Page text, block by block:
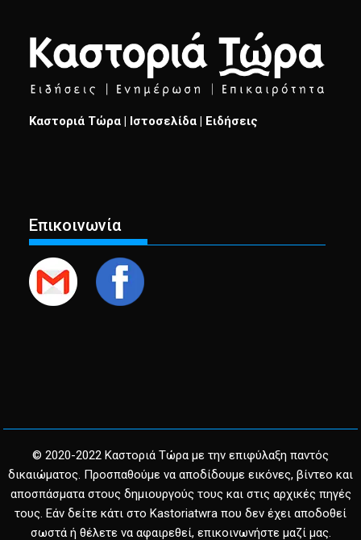
Καστοριά Τώρα | Ιστοσελίδα | Ειδήσεις
Επικοινωνία
© 2020-2022 Καστοριά Τώρα με την επιφύλαξη παντός
δικαιώματος. Προσπαθούμε να αποδίδουμε εικόνες, βίντεο και
αποσπάσματα στους δημιουργούς τους και στις αρχικές πηγές
τους. Εάν δείτε κάτι στο Kastoriatwra που δεν έχει αποδοθεί
σωστά ή θέλετε να αφαιρεθεί, επικοινωνήστε μαζί μας.